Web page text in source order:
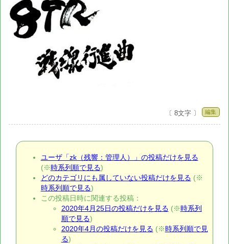
〔 8文字 〕 編集
ユーザ「zk（残響：管理人）」の投稿だけを見る
(※時系列順で見る)
どのカテゴリにも属していない投稿だけを見る (※
時系列順で見る)
この投稿日時に関連する投稿：
2020年4月25日の投稿だけを見る (※時系列
順で見る)
2020年4月の投稿だけを見る (※時系列順で見
る)